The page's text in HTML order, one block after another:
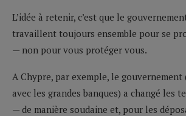
L’idée à retenir, c’est que le
travaillent toujours ensemble pour se
— non pour vous protéger vous.
A Chypre, par exemple, le
avec les grandes banques) a changé les
— de manière soudaine et, pour les